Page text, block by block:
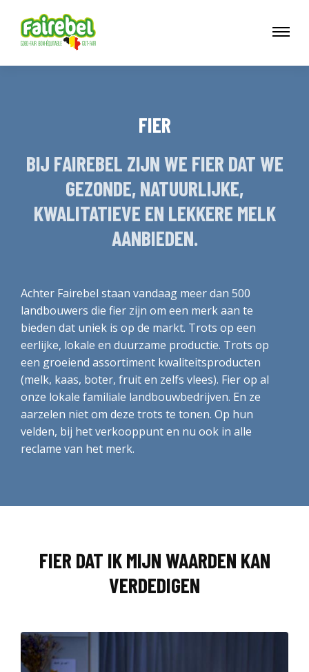
FIER
BIJ FAIREBEL ZIJN WE FIER DAT WE
GEZONDE, NATUURLIJKE,
KWALITATIEVE EN LEKKERE MELK
AANBIEDEN.
Achter Fairebel staan vandaag meer dan 500
landbouwers die fier zijn om een merk aan te
bieden dat uniek is op de markt. Trots op een
eerlijke, lokale en duurzame productie. Trots op
een groeiend assortiment kwaliteitsproducten
(melk, kaas, boter, fruit en zelfs vlees). Fier op al
onze lokale familiale landbouwbedrijven. En ze
aarzelen niet om deze trots te tonen. Op hun
velden, bij het verkooppunt en nu ook in alle
reclame van het merk.
FIER DAT IK MIJN WAARDEN KAN
VERDEDIGEN